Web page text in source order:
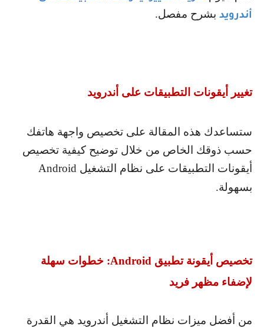
أندرويد بشرح مفصل.
تغيير أيقونات التطبيقات على أندرويد
ستساعدك هذه المقالة على تخصيص واجهة هاتفك
حسب ذوقك الخاص من خلال توضيح كيفية تخصيص
أيقونات التطبيقات على نظام التشغيل Android
بسهولة.
تخصيص أيقونة تطبيق Android: خطوات سهلة
لإضفاء مظهر فريد
من أفضل ميزات نظام التشغيل أندرويد هي القدرة